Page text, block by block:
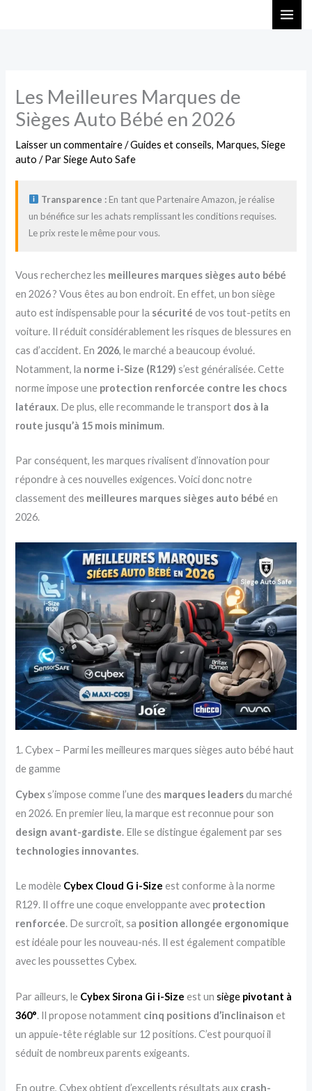
Les Meilleures Marques de
Sièges Auto Bébé en 2026
Laisser un commentaire /Guides et conseils, Marques,Siege
auto / ParSiege Auto Safe
Transparence : En tant que Partenaire Amazon, je réalise
un bénéfice sur les achats remplissant les conditions requises.
Le prix reste le même pour vous.
Vous recherchez les meilleures marques sièges auto bébé
en 2026 ? Vous êtes au bon endroit. En effet, un bon siège
auto est indispensable pour la sécurité de vos tout-petits en
voiture. Il réduit considérablement les risques de blessures en
cas d’accident. En 2026, le marché a beaucoup évolué.
Notamment, la norme i-Size (R129) s’est généralisée. Cette
norme impose une protection renforcée contre les chocs
latéraux. De plus, elle recommande le transport dos à la
route jusqu’à 15 mois minimum.
Par conséquent, les marques rivalisent d’innovation pour
répondre à ces nouvelles exigences. Voici donc notre
classement des meilleures marques sièges auto bébé en
2026.
1. Cybex – Parmi les meilleures marques sièges auto bébé haut
de gamme
Cybexs’impose comme l’une des marques leadersdu marché
en 2026. En premier lieu, la marque est reconnue pour son
design avant-gardiste. Elle se distingue également par ses
technologies innovantes.
Le modèle Cybex Cloud G i-Size est conforme à la norme
R129. Il offre une coque enveloppante avec protection
renforcée. De surcroît, sa position allongée ergonomique
est idéale pour les nouveau-nés. Il est également compatible
avec les poussettes Cybex.
Par ailleurs, le Cybex Sirona Gi i-Size est unsiège pivotant à
360°. Il propose notamment cinq positions d’inclinaison et
un appuie-tête réglable sur 12 positions. C’est pourquoi il
séduit de nombreux parents exigeants.
En outre, Cybex obtient d’excellents résultats aux crash-